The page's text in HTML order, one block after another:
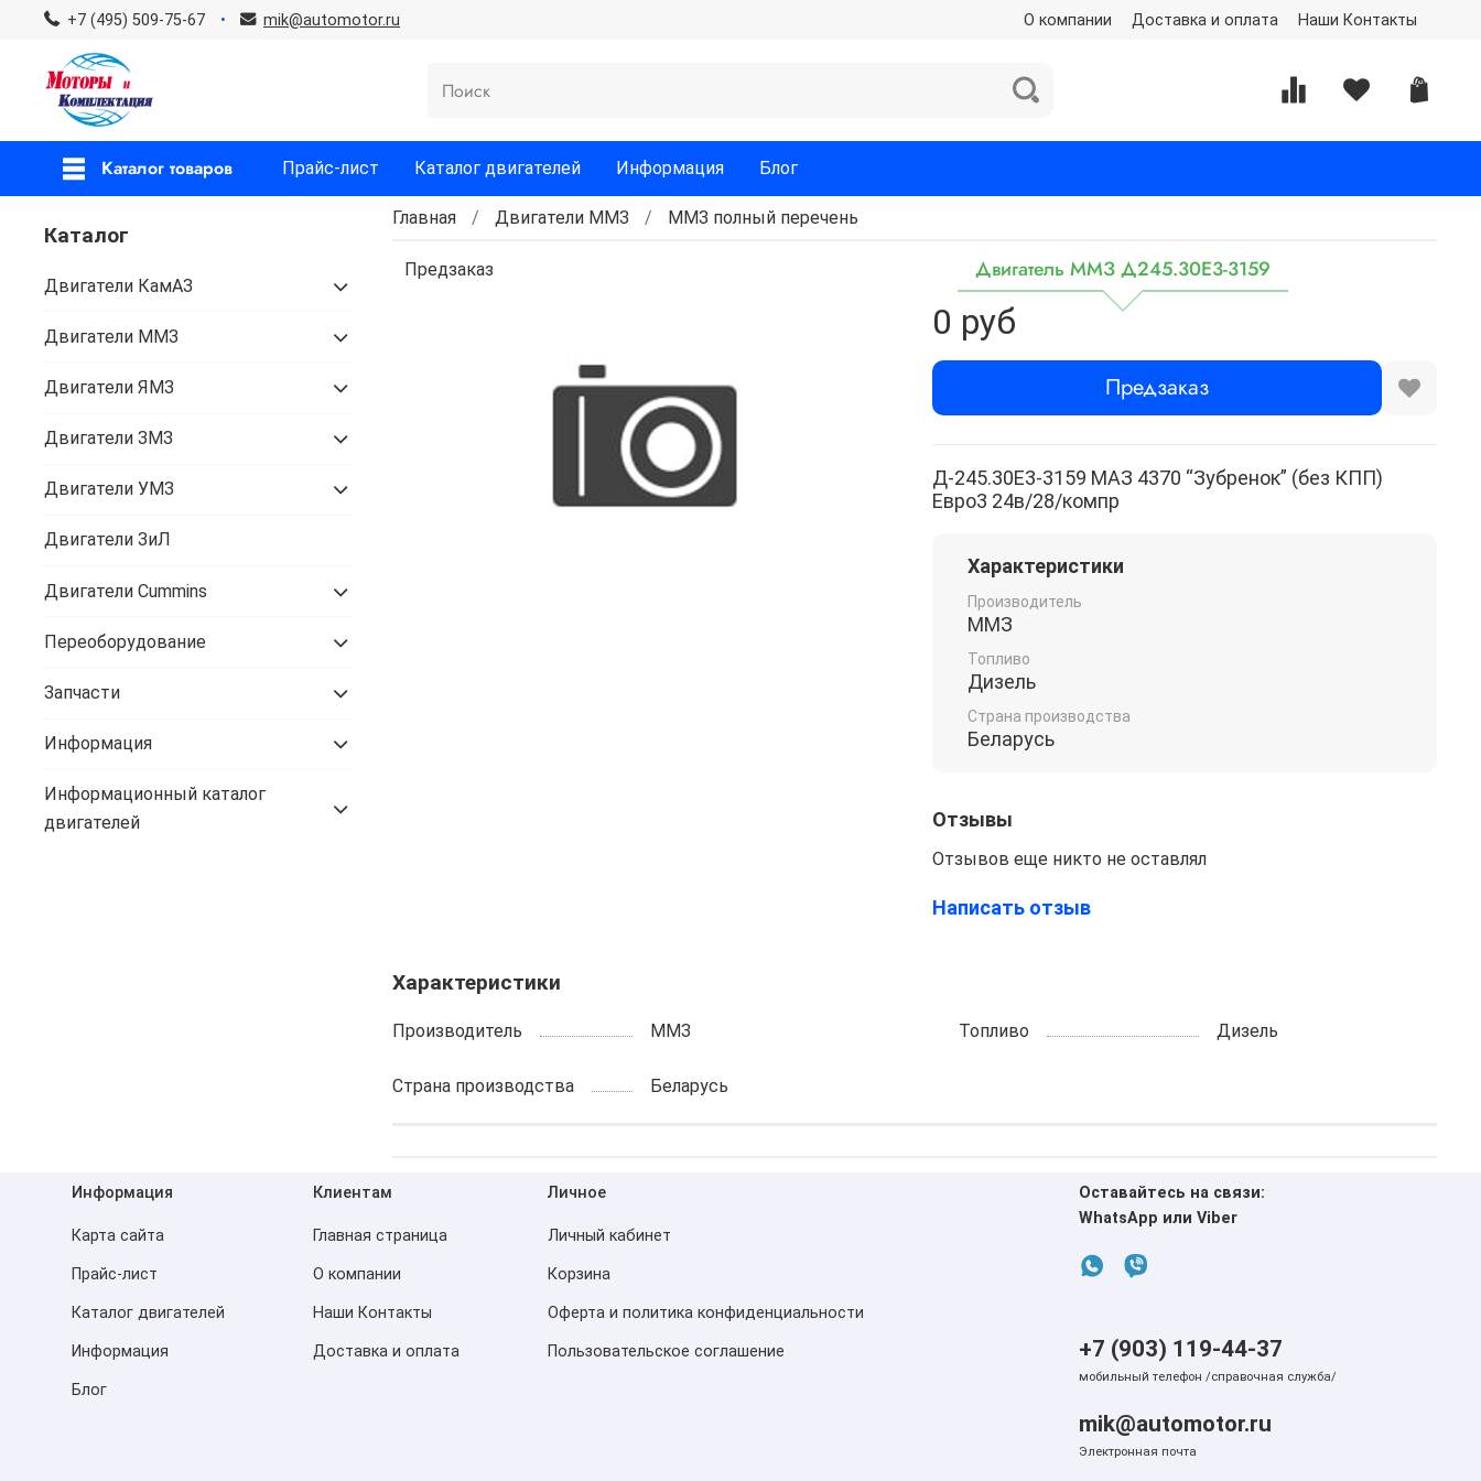
О компании Доставка и оплата Наши Контакты
+7 (495) 509-75-67 mik@automotor.ru
Каталог товаров Прайс-лист Каталог двигателей Информация Блог
Главная Двигатели ММЗ ММЗ полный перечень
Предзаказ Двигатель ММЗ Д245.30Е3-3159
0 руб
Предзаказ
Д-245.30Е3-3159 МАЗ 4370 “Зубренок” (без КПП)
Евро3 24в/28/компр
Характеристики
Производитель
ММЗ
Топливо
Дизель
Страна производства
Беларусь
Отзывы
Отзывов еще никто не оставлял
Написать отзыв
Характеристики
Производитель ММЗ Топливо Дизель
Страна производства Беларусь
Каталог
Двигатели КамАЗ
Двигатели ММЗ
Двигатели ЯМЗ
Двигатели ЗМЗ
Двигатели УМЗ
Двигатели ЗиЛ
Двигатели Cummins
Переоборудование
Запчасти
Информация
Информационный каталог
двигателей
Информация
Карта сайта
Прайс-лист
Каталог двигателей
Информация
Блог
Клиентам
Главная страница
О компании
Наши Контакты
Доставка и оплата
Личное
Личный кабинет
Корзина
Оферта и политика конфиденциальности
Пользовательское соглашение
Оставайтесь на связи:
WhatsApp или Viber
+7 (903) 119-44-37
мобильный телефон /справочная служба/
mik@automotor.ru
Электронная почта